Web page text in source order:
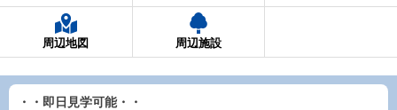
周辺地図 周辺施設
・・即日見学可能・・